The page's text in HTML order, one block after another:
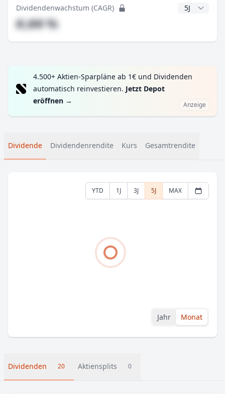
Dividendenwachstum (CAGR) CAGR Jahre
#,## %
4.500+ Aktien-Sparpläne ab 1€ und Dividenden
automatisch reinvestieren. Jetzt Depot
eröffnen → Anzeige
Dividende Dividendenrendite Kurs Gesamtrendite
YTD 1J 3J 5J MAX
Jahr Monat
Dividenden 20 Aktiensplits 0